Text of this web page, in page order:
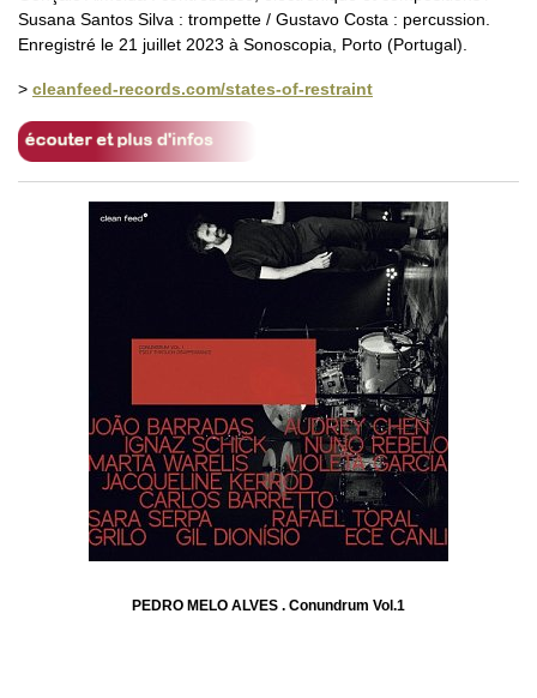
Susana Santos Silva : trompette / Gustavo Costa : percussion.
Enregistré le 21 juillet 2023 à Sonoscopia, Porto (Portugal).
> cleanfeed-records.com/states-of-restraint
PEDRO MELO ALVES . Conundrum Vol.1